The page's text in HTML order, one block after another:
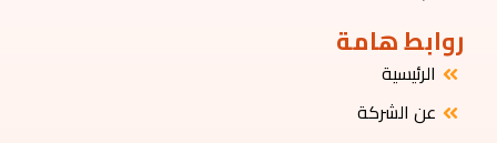
روابط هامة
الرئيسية
عن الشركة